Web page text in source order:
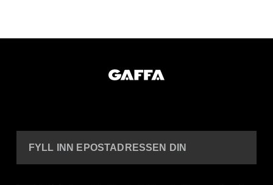
FYLL INN EPOSTADRESSEN DIN